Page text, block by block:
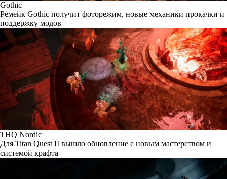
Gothic
Ремейк Gothic получит фоторежим, новые механики прокачки и
поддержку модов
THQ Nordic
Для Titan Quest II вышло обновление с новым мастерством и
системой крафта